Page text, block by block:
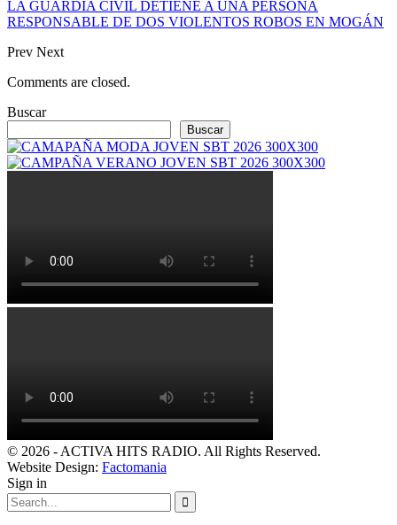
LA GUARDIA CIVIL DETIENE A UNA PERSONA
RESPONSABLE DE DOS VIOLENTOS ROBOS EN MOGÁN
Prev Next
Comments are closed.
Buscar
Buscar
© 2026 - ACTIVA HITS RADIO. All Rights Reserved.
Website Design: Factomania
Sign in